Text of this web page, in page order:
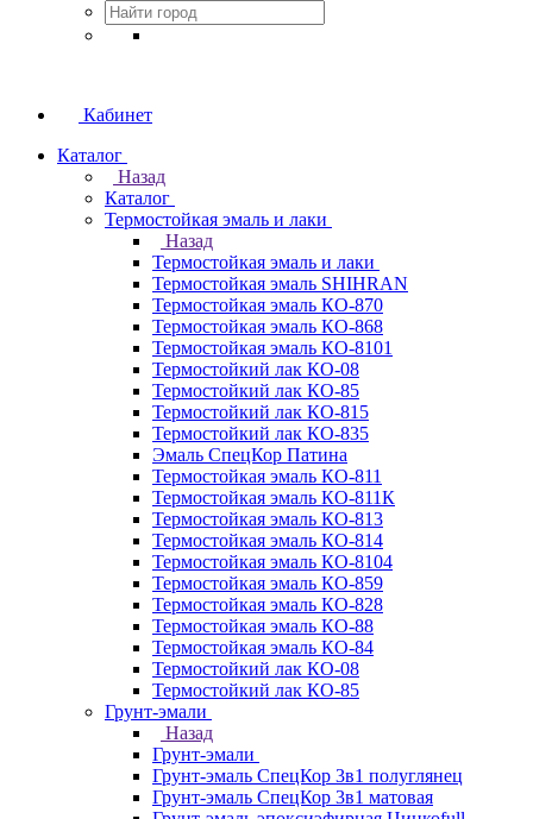
Кабинет
Каталог
Назад
Каталог
Термостойкая эмаль и лаки
Назад
Термостойкая эмаль и лаки
Термостойкая эмаль SHIHRAN
Термостойкая эмаль КО-870
Термостойкая эмаль КО-868
Термостойкая эмаль КО-8101
Термостойкий лак КО-08
Термостойкий лак КО-85
Термостойкий лак КО-815
Термостойкий лак КО-835
Эмаль СпецКор Патина
Термостойкая эмаль КО-811
Термостойкая эмаль КО-811К
Термостойкая эмаль КО-813
Термостойкая эмаль КО-814
Термостойкая эмаль КО-8104
Термостойкая эмаль КО-859
Термостойкая эмаль КО-828
Термостойкая эмаль КО-88
Термостойкая эмаль КО-84
Термостойкий лак КО-08
Термостойкий лак КО-85
Грунт-эмали
Назад
Грунт-эмали
Грунт-эмаль СпецКор 3в1 полуглянец
Грунт-эмаль СпецКор 3в1 матовая